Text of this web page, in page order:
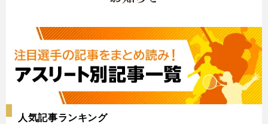
人気記事ランキング